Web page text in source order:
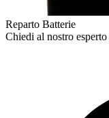
Reparto Batterie
Chiedi al nostro esperto